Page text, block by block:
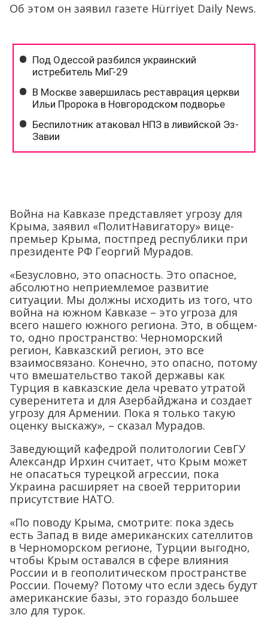
Об этом он заявил газете Hürriyet Daily News.
Война на Кавказе представляет угрозу для
Крыма, заявил «ПолитНавигатору» вице-
премьер Крыма, постпред республики при
президенте РФ Георгий Мурадов.
«Безусловно, это опасность. Это опасное,
абсолютно неприемлемое развитие
ситуации. Мы должны исходить из того, что
война на южном Кавказе – это угроза для
всего нашего южного региона. Это, в общем-
то, одно пространство: Черноморский
регион, Кавказский регион, это все
взаимосвязано. Конечно, это опасно, потому
что вмешательство такой державы как
Турция в кавказские дела чревато утратой
суверенитета и для Азербайджана и создает
угрозу для Армении. Пока я только такую
оценку выскажу», – сказал Мурадов.
Заведующий кафедрой политологии СевГУ
Александр Ирхин считает, что Крым может
не опасаться турецкой агрессии, пока
Украина расширяет на своей территории
присутствие НАТО.
«По поводу Крыма, смотрите: пока здесь
есть Запад в виде американских сателлитов
в Черноморском регионе, Турции выгодно,
чтобы Крым оставался в сфере влияния
России и в геополитическом пространстве
России. Почему? Потому что если здесь будут
американские базы, это гораздо большее
зло для турок.